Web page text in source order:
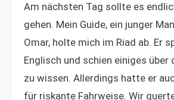
Am nächsten Tag sollte es
gehen. Mein Guide, ein junger
Omar, holte mich im Riad ab. Er
Englisch und schien einiges über
zu wissen. Allerdings hatte er
für riskante Fahrweise. Wir